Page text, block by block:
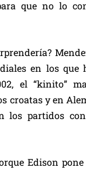
que no lo
en los que
el “kinito”
croatas y en
los partidos
Edison